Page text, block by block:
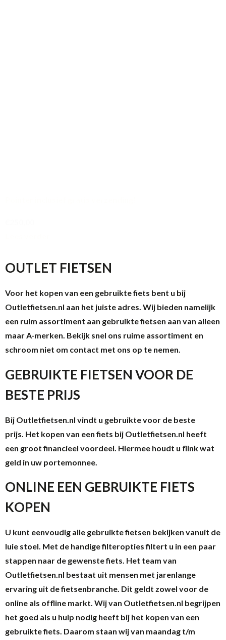
OUTLET FIETSEN
Voor het kopen van een gebruikte fiets bent u bij
Outletfietsen.nl aan het juiste adres. Wij bieden namelijk
een ruim assortiment aan gebruikte fietsen aan van alleen
maar A-merken. Bekijk snel ons ruime assortiment en
schroom niet om contact met ons op te nemen.
GEBRUIKTE FIETSEN VOOR DE
BESTE PRIJS
Bij Outletfietsen.nl vindt u gebruikte voor de beste
prijs. Het kopen van een fiets bij Outletfietsen.nl heeft
een groot financieel voordeel. Hiermee houdt u flink wat
geld in uw portemonnee.
ONLINE EEN GEBRUIKTE FIETS
KOPEN
U kunt eenvoudig alle gebruikte fietsen bekijken vanuit de
luie stoel. Met de handige filteropties filtert u in een paar
stappen naar de gewenste fiets. Het team van
Outletfietsen.nl bestaat uit mensen met jarenlange
ervaring uit de fietsenbranche. Dit geldt zowel voor de
online als offline markt. Wij van Outletfietsen.nl begrijpen
het goed als u hulp nodig heeft bij het kopen van een
gebruikte fiets. Daarom staan wij van maandag t/m